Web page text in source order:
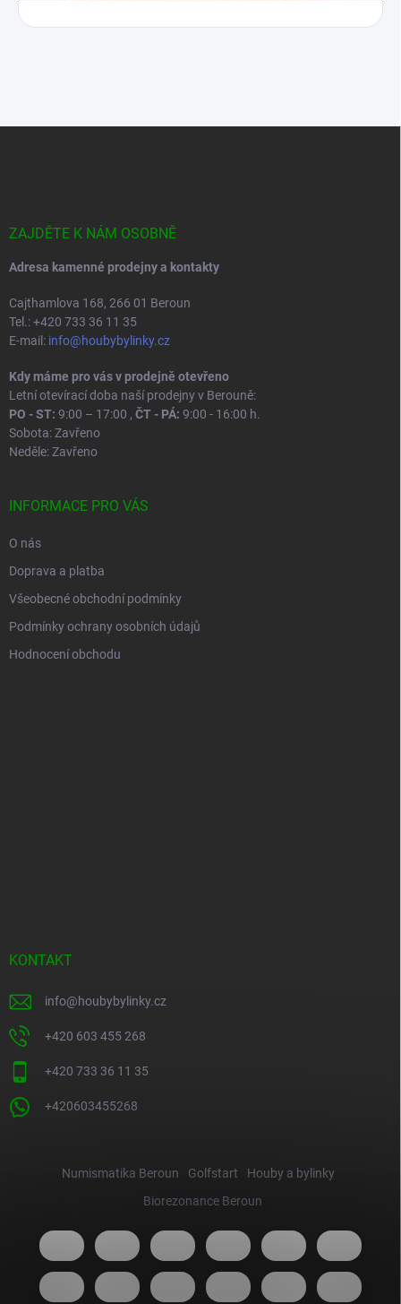
ZAJDĚTE K NÁM OSOBNĚ
Adresa kamenné prodejny a kontakty
Cajthamlova 168, 266 01 Beroun
Tel.: +420 733 36 11 35
E-mail: info@houbybylinky.cz
Kdy máme pro vás v prodejně otevřeno
Letní otevírací doba naší prodejny v Berouně:
PO - ST: 9:00 – 17:00 , ČT - PÁ: 9:00 - 16:00 h.
Sobota: Zavřeno
Neděle: Zavřeno
INFORMACE PRO VÁS
O nás
Doprava a platba
Všeobecné obchodní podmínky
Podmínky ochrany osobních údajů
Hodnocení obchodu
KONTAKT
info@houbybylinky.cz
+420 603 455 268
+420 733 36 11 35
+420603455268
Numismatika Beroun Golfstart
Houby a bylinky
Biorezonance Beroun